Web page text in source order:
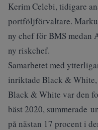
Kerim Celebi, tidigare
portföljförvaltare.
ny chef för BMS medan
ny riskchef.
Samarbetet med
inriktade Black &
Black & White var den
bäst 2020, summerade
på nästan 17 procent i